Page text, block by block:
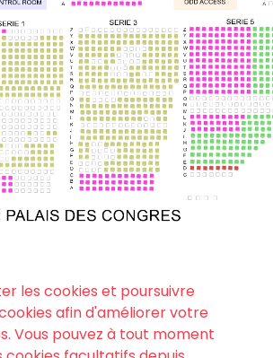
les cookies et poursuivre
afin d'améliorer votre
Vous pouvez à tout moment